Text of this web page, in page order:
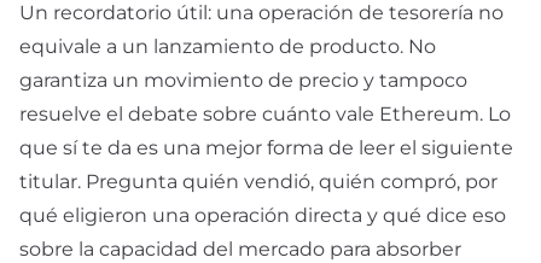
Un recordatorio útil: una operación de tesorería no
equivale a un lanzamiento de producto. No
garantiza un movimiento de precio y tampoco
resuelve el debate sobre cuánto vale Ethereum. Lo
que sí te da es una mejor forma de leer el siguiente
titular. Pregunta quién vendió, quién compró, por
qué eligieron una operación directa y qué dice eso
sobre la capacidad del mercado para absorber